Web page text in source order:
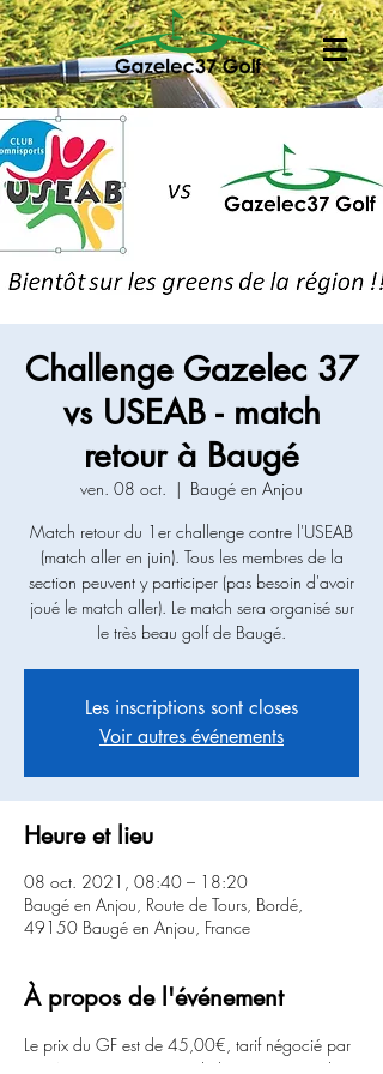
Challenge Gazelec 37
vs USEAB - match
retour à Baugé
ven. 08 oct.
  |
Baugé en Anjou
Match retour du 1er challenge contre l'USEAB
(match aller en juin). Tous les membres de la
section peuvent y participer (pas besoin d'avoir
joué le match aller). Le match sera organisé sur
le très beau golf de Baugé.
Les inscriptions sont closes
Voir autres événements
Heure et lieu
08 oct. 2021, 08:40 – 18:20
Baugé en Anjou, Route de Tours, Bordé,
49150 Baugé en Anjou, France
À propos de l'événement
Le prix du GF est de 45,00€, tarif négocié par